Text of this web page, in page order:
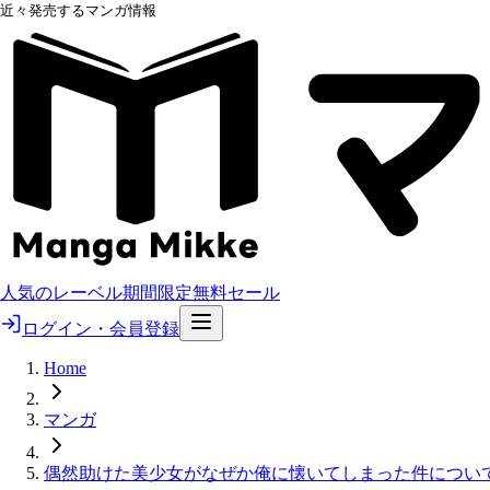
近々発売するマンガ情報
人気のレーベル期間限定無料セール
ログイン・会員登録
Home
マンガ
偶然助けた美少女がなぜか俺に懐いてしまった件につい